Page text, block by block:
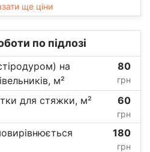
ще ціни
по підлозі
на
м²
80
грн
для стяжки, м² 60
грн
180
грн